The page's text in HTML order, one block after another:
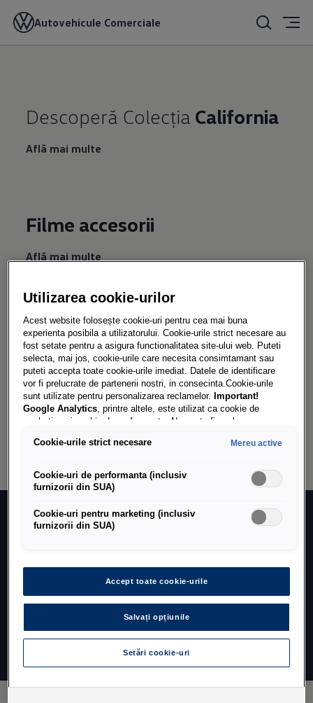
Autovehicule Comerciale
Descoperă Colecţia California
Află mai multe
Filme accesorii
Află mai multe
Accesorii în funcţie de model
Descoperă ofertele
Roţi iarnă
Detalii ofertă
Contactează un partener de
service
Căutare partener service
Utilizarea cookie-urilor
Acest website folosește cookie-uri pentru cea mai buna
experienta posibila a utilizatorului. Cookie-urile strict necesare au
fost setate pentru a asigura functionalitatea site-ului web. Puteti
selecta, mai jos, cookie-urile care necesita consimtamant sau
puteti accepta toate cookie-urile imediat. Datele de identificare
vor fi prelucrate de partenerii nostri, in consecinta.Cookie-urile
sunt utilizate pentru personalizarea reclamelor.
Important!
Google Analytics , printre altele, este utilizat ca cookie de
marketing și cookie de performanta. Nu poate fi exclus ca
Aceasta tara are un nivel mai scazut de protectie a datelor decat
de securitate din SUA sa obtina acces la date datorita legislatiei
actuale. Ca urmare, interferenta cu drepturile și libertatile
setarea cookie-urilor in scopuri de marketing sau a cookie-
urilor de performanta, sunteti de acord, in mod expres, cu
pentru cookie-uri. Puteti gasi mai multe informatii despre cookie-
uri in politica de cookie-uri sau in setarile cookie-urilor. Veti gasi
cookie-urile in scopuri de marketing:Daca ati accesat site-ul
datele pe care le-ati generat pot fi vizualizate de dealerul
consimtamantul explicit pentru acest lucru ("cookie-uri in scopuri
Cookie-urile strict necesare Mereu active
Cookie-uri de performanta (inclusiv
furnizorii din SUA)
Cookie-uri pentru marketing (inclusiv
furnizorii din SUA)
Accept toate cookie-urile
Salvați opțiunile
Setări cookie-uri